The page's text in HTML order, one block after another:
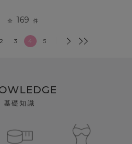
全 169 件
2 3 4 5
基礎知識